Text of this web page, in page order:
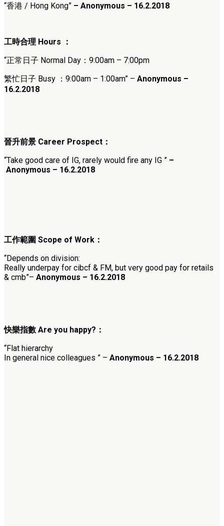
“香港 / Hong Kong” – Anonymous – 16.2.2018
工時合理 Hours ：
“正常日子 Normal Day：9:00am – 7:00pm
繁忙日子 Busy ：9:00am – 1:00am” – Anonymous –
16.2.2018
晉升前景 Career Prospect ：
“Take good care of IG, rarely would fire any IG ” –
Anonymous – 16.2.2018
工作範圍 Scope of Work ：
“Depends on division:
Really underpay for cibcf & FM, but very good pay for retails
& cmb”– Anonymous – 16.2.2018
快樂指數 Are you happy? ：
“Flat hierarchy
In general nice colleagues ” – Anonymous – 16.2.2018